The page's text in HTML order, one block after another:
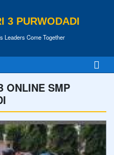
3 PURWODADI
Leaders Come Together
ONLINE SMP